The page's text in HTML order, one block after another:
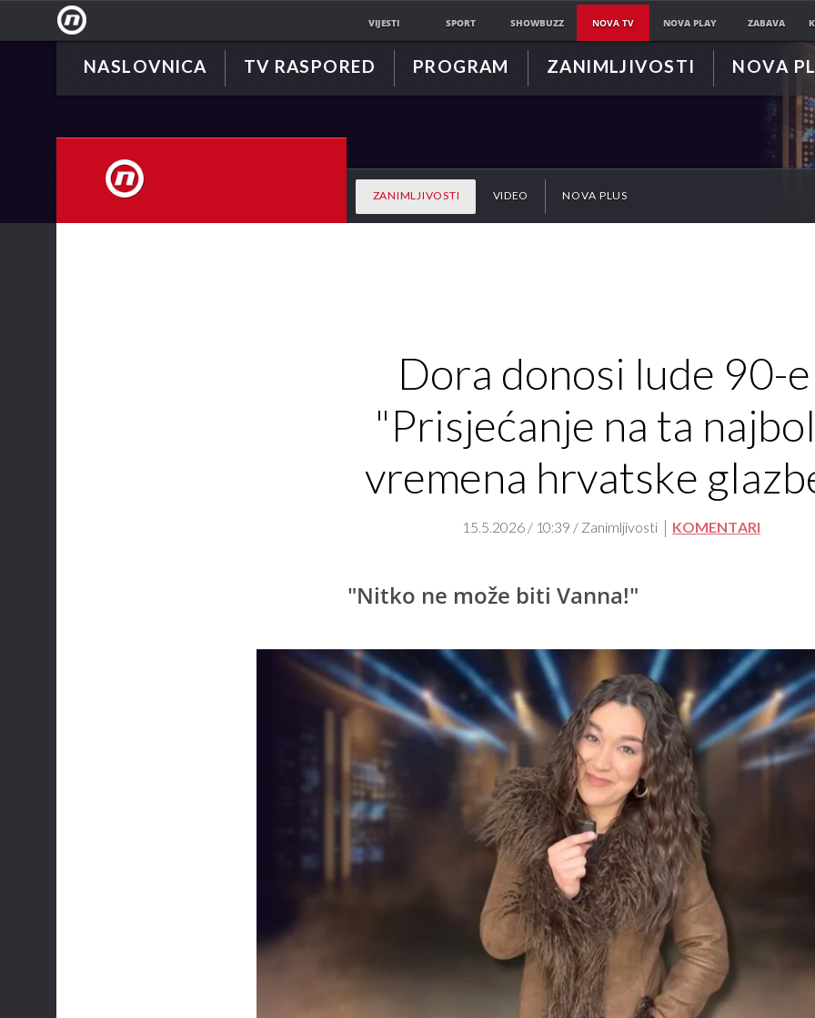
NOVA
VIJESTI SPORT SHOWBUZZ NOVA TV NOVA PLAY ZABAVA
NASLOVNICA TV RASPORED PROGRAM ZANIMLJIVOSTI NOVA
ZANIMLJIVOSTI VIDEO NOVA PLUS
Dora donosi lude 90-
"Prisjećanje na ta
vremena hrvatske
15.5.2026 / 10:39 / Zanimljivosti KOMENTARI
"Nitko ne može biti Vanna!"